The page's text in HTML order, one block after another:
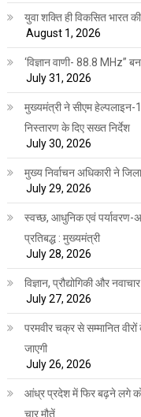
युवा शक्ति ही विकसित भारत
August 1, 2026
‘विज्ञान वाणी- 88.8 MHz”
July 31, 2026
मुख्यमंत्री ने सीएम हेल्पलाइन-
निस्तारण के दिए सख्त निर्देश
July 30, 2026
मुख्य निर्वाचन अधिकारी ने
July 29, 2026
स्वच्छ, आधुनिक एवं पर्यावरण-
प्रतिबद्ध : मुख्यमंत्री
July 28, 2026
विज्ञान, प्रौद्योगिकी और
July 27, 2026
परमवीर चक्र से सम्मानित
जाएगी
July 26, 2026
आंध्र प्रदेश में फिर बढ़ने लगे
चार मौतें